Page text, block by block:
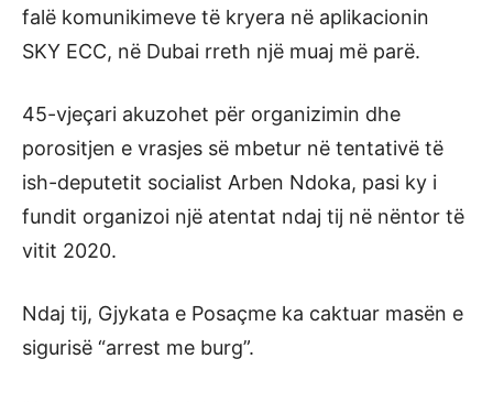
falë komunikimeve të kryera në aplikacionin
SKY ECC, në Dubai rreth një muaj më parë.
45-vjeçari akuzohet për organizimin dhe
porositjen e vrasjes së mbetur në tentativë të
ish-deputetit socialist Arben Ndoka, pasi ky i
fundit organizoi një atentat ndaj tij në nëntor të
vitit 2020.
Ndaj tij, Gjykata e Posaçme ka caktuar masën e
sigurisë “arrest me burg”.